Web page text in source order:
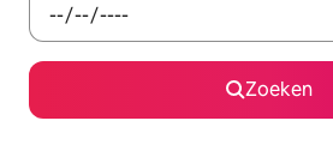
Zoeken